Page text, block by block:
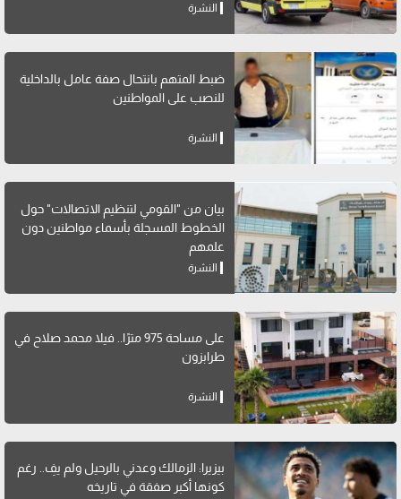
النشرة
ضبط المتهم بانتحال صفة عامل بالداخلية
للنصب على المواطنين
النشرة
بيان من "القومي لتنظيم الاتصالات" حول
الخطوط المسجلة بأسماء مواطنين دون
علمهم
النشرة
على مساحة 975 مترًا.. فيلا محمد صلاح في
طرابزون
النشرة
بيزيرا: الزمالك وعدني بالرحيل ولم يفِ.. رغم
كونها أكبر صفقة في تاريخه